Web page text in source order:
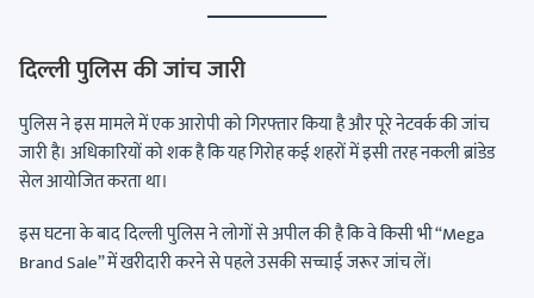
दिल्ली पुलिस की जांच जारी
पुलिस ने इस मामले में एक आरोपी को गिरफ्तार किया है और पूरे नेटवर्क की जांच
जारी है। अधिकारियों को शक है कि यह गिरोह कई शहरों में इसी तरह नकली ब्रांडेड
सेल आयोजित करता था।
इस घटना के बाद दिल्ली पुलिस ने लोगों से अपील की है कि वे किसी भी “Mega
Brand Sale” में खरीदारी करने से पहले उसकी सच्चाई जरूर जांच लें।